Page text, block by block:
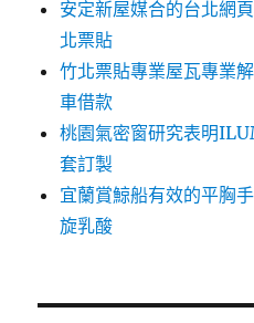
安定新屋媒合的台北網
北票貼
竹北票貼專業屋瓦專業
車借款
桃園氣密窗研究表明
套訂製
宜蘭賞鯨船有效的平胸
旋乳酸